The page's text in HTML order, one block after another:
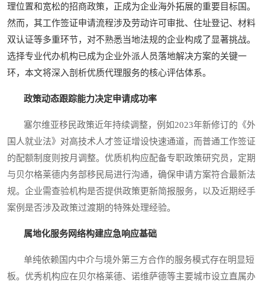
理位置和宽松的招商政策，正成为企业海外拓展的重要目标国。
然而，其工作签证申请流程涉及劳动许可审批、住址登记、材料
双认证等多重环节，对不熟悉当地法规的企业构成了显著挑战。
选择专业代办机构已成为企业外派人员落地解决方案的关键一
环，本文将深入剖析优质代理服务的核心评估体系。
政策动态跟踪能力决定申请成功率
塞尔维亚移民政策近年持续调整，例如2023年新修订的《外
国人就业法》对高技术人才签证增设快速通道，而普通工作签证
的配额制度则按月调整。优质机构应配备专职政策研究员，定期
与贝尔格莱德内务部移民局进行沟通，确保申请方案符合最新法
规。企业需查验机构是否提供政策更新简报服务，以及近期经手
案例是否涉及政策过渡期的特殊处理经验。
属地化服务网络构建应急响应基础
单纯依赖国内中介与境外第三方合作的服务模式存在明显短
板。优秀机构应在贝尔格莱德、诺维萨德等主要城市设立直属办